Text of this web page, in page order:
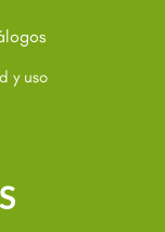
y uso